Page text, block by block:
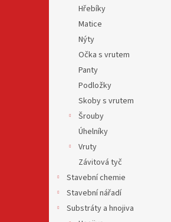
Hřebíky
Matice
Nýty
Očka s vrutem
Panty
Podložky
Skoby s vrutem
Šrouby
Úhelníky
Vruty
Závitová tyč
Stavební chemie
Stavební nářadí
Substráty a hnojiva